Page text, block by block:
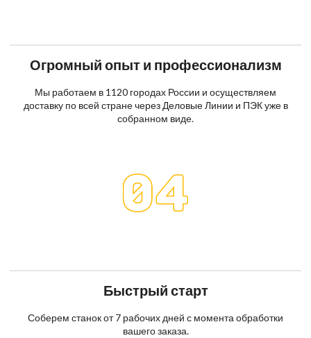
Огромный опыт и профессионализм
Мы работаем в 1120 городах России и осуществляем
доставку по всей стране через Деловые Линии и ПЭК уже в
собранном виде.
Быстрый старт
Соберем станок от 7 рабочих дней с момента обработки
вашего заказа.